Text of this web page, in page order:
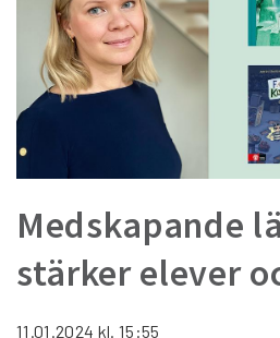
Medskapande
stärker elever
11.01.2024 kl. 15:55